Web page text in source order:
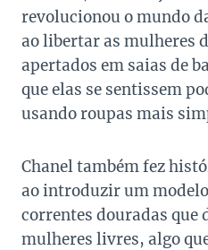
revolucionou o mundo
ao libertar as mulheres
apertados em saias de
que elas se sentissem
usando roupas mais
Chanel também fez
ao introduzir um
correntes douradas que
mulheres livres, algo